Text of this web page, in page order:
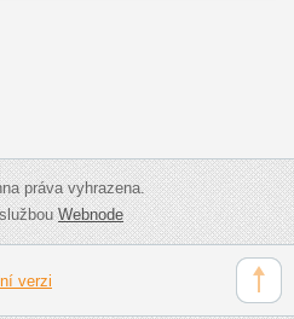
práva vyhrazena.
Webnode
verzi